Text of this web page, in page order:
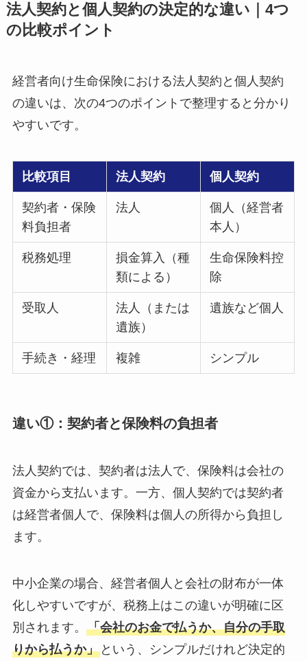
法人契約と個人契約の決定的な違い｜4つ
の比較ポイント
経営者向け生命保険における法人契約と個人契約
の違いは、次の4つのポイントで整理すると分かり
やすいです。
比較項目 法人契約 個人契約
契約者・保険
料負担者
法人
個人（経営者
本人）
税務処理
損金算入（種
類による）
生命保険料控
除
受取人
法人（または
遺族）
遺族など個人
手続き・経理 複雑 シンプル
違い①：契約者と保険料の負担者
法人契約では、契約者は法人で、保険料は会社の
資金から支払います。一方、個人契約では契約者
は経営者個人で、保険料は個人の所得から負担し
ます。
中小企業の場合、経営者個人と会社の財布が一体
化しやすいですが、税務上はこの違いが明確に区
別されます。 「会社のお金で払うか、自分の手取
りから払うか」という、シンプルだけれど決定的